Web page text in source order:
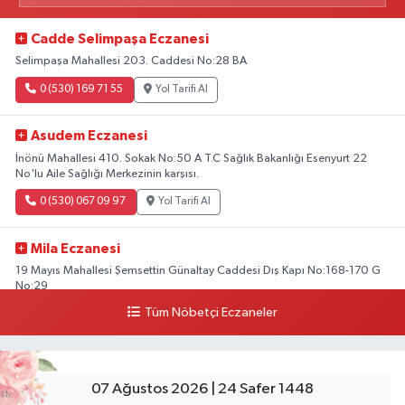
Cadde Selimpaşa Eczanesi
Selimpaşa Mahallesi 203. Caddesi No:28 BA
0 (530) 169 71 55 Yol Tarifi Al
Asudem Eczanesi
İnönü Mahallesi 410. Sokak No:50 A T.C Sağlık Bakanlığı Esenyurt 22
No'lu Aile Sağlığı Merkezinin karşısı.
0 (530) 067 09 97 Yol Tarifi Al
Mila Eczanesi
19 Mayıs Mahallesi Şemsettin Günaltay Caddesi Dış Kapı No:168-170 G
No:29
Yol Tarifi Al
Kasımpaşa Eczanesi
Yahya Kahya Mahallesi Kasımpaşa Bostanı Sokak 18A Mutfak Ekipmanları
Satan Dükkanların Olduğu Caddede Denizbank'ın Karşısı, Albaraka'nın
Tüm Nöbetçi Eczaneler
07 Ağustos 2026 | 24 Safer 1448